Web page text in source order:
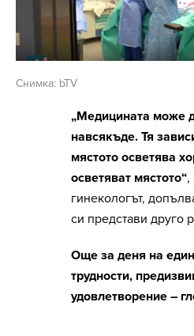
Снимка: bTV
„Медицината може
навсякъде. Тя
мястото осветява
осветяват мястото“,
гинекологът,
си представи друго
Още за деня на
трудности,
удовлетворение –